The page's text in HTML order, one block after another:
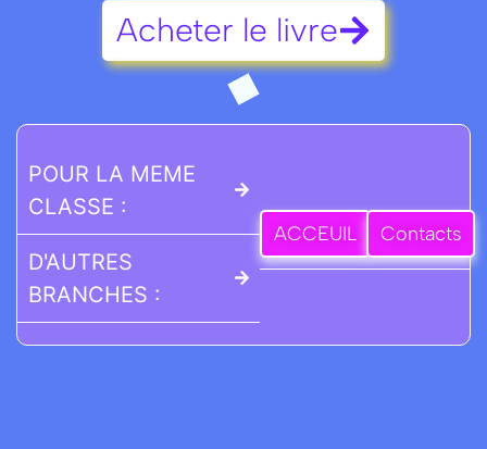
Acheter le livre
POUR LA MEME
CLASSE :
D'AUTRES
BRANCHES :
ACCEUIL Contacts